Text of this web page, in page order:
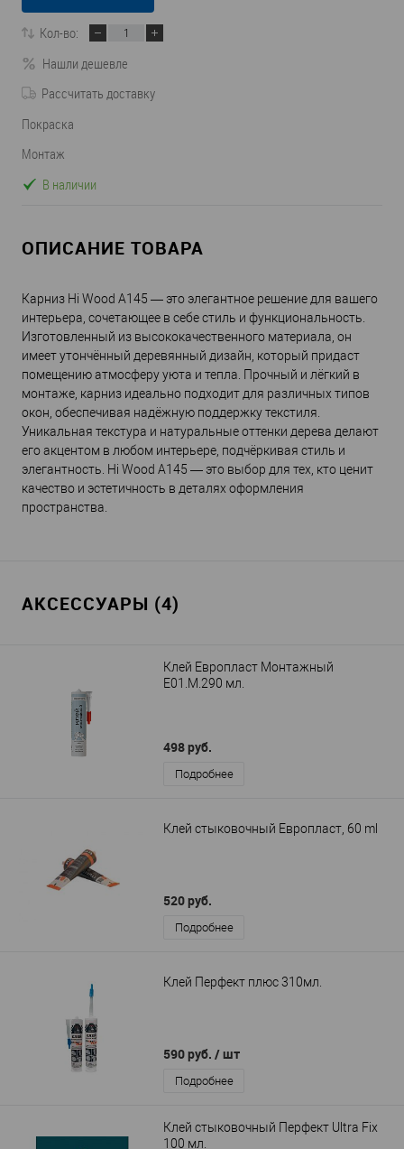
Кол-во:
Нашли дешевле
Рассчитать доставку
Покраска
Монтаж
В наличии
ОПИСАНИЕ ТОВАРА
Карниз Hi Wood A145 — это элегантное решение для вашего
интерьера, сочетающее в себе стиль и функциональность.
Изготовленный из высококачественного материала, он
имеет утончённый деревянный дизайн, который придаст
помещению атмосферу уюта и тепла. Прочный и лёгкий в
монтаже, карниз идеально подходит для различных типов
окон, обеспечивая надёжную поддержку текстиля.
Уникальная текстура и натуральные оттенки дерева делают
его акцентом в любом интерьере, подчёркивая стиль и
элегантность. Hi Wood A145 — это выбор для тех, кто ценит
качество и эстетичность в деталях оформления
пространства.
АКСЕССУАРЫ (4)
Клей Европласт Монтажный
E01.M.290 мл.
498 руб.
Подробнее
Клей стыковочный Европласт, 60 ml
520 руб.
Подробнее
Клей Перфект плюс 310мл.
590 руб. / шт
Подробнее
Клей стыковочный Перфект Ultra Fix
100 мл.